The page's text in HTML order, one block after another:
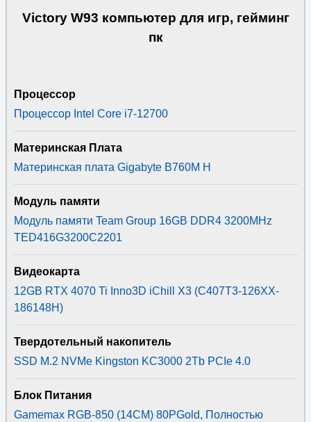
Victory W93 компьютер для игр, гейминг
пк
Процессор
Процессор Intel Core i7-12700
Материнская Плата
Материнская плата Gigabyte B760M H
Модуль памяти
Модуль памяти Team Group 16GB DDR4 3200MHz
TED416G3200C2201
Видеокарта
12GB RTX 4070 Ti Inno3D iChill X3 (C407T3-126XX-
186148H)
Твердотельный накопитель
SSD M.2 NVMe Kingston KC3000 2Tb PCIe 4.0
Блок Питания
Gamemax RGB-850 (14СМ) 80PGold, Полностью